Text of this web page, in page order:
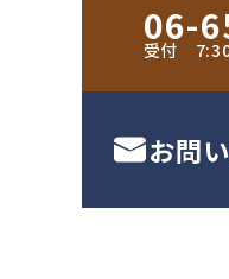
06-
受付 7:30
お問